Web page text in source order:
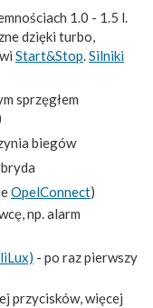
1.0 - 1.5 l.
dzięki turbo,
Start&Stop.Silniki
sprzęgłem
biegów
OpelConnect)
np. alarm
- po raz pierwszy
przycisków, więcej